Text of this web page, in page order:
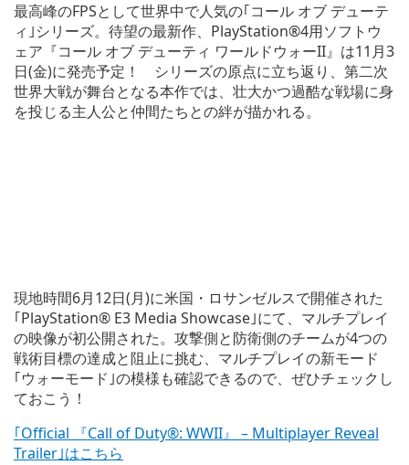
最高峰のFPSとして世界中で人気の｢コール オブ デューテ
ィ｣シリーズ。待望の最新作、PlayStation®4用ソフトウ
ェア『コール オブ デューティ ワールドウォーII』は11月3
日(金)に発売予定！ シリーズの原点に立ち返り、第二次
世界大戦が舞台となる本作では、壮大かつ過酷な戦場に身
を投じる主人公と仲間たちとの絆が描かれる。
現地時間6月12日(月)に米国・ロサンゼルスで開催された
｢PlayStation® E3 Media Showcase｣にて、マルチプレイ
の映像が初公開された。攻撃側と防衛側のチームが4つの
戦術目標の達成と阻止に挑む、マルチプレイの新モード
｢ウォーモード｣の模様も確認できるので、ぜひチェックし
ておこう！
｢Official 『Call of Duty®: WWII』 – Multiplayer Reveal
Trailer｣はこちら